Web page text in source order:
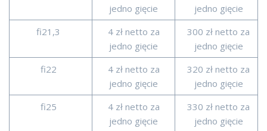
jedno gięcie
jedno gięcie
fi21,3
4 zł netto za
jedno gięcie
300 zł netto za
jedno gięcie
fi22
4 zł netto za
jedno gięcie
320 zł netto za
jedno gięcie
fi25
4 zł netto za
jedno gięcie
330 zł netto za
jedno gięcie